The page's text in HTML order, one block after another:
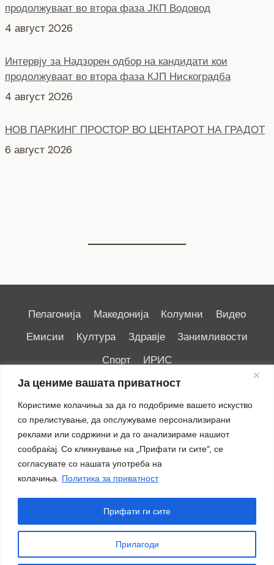
Ја цениме вашата приватност
Користиме колачиња за да го подобриме вашето искуство
со прелистување, да опслужуваме персонализирани
реклами или содржини и да го анализираме нашиот
сообраќај. Со кликнување на „Прифати ги сите“, се
согласувате со нашата употреба на
колачиња. Политика за приватност
Прилагоди
Прифати ги сите
продолжуваат во втора фаза ЈКП Водовод
4 август 2026
Интервју за Надзорен одбор на кандидати кои
продолжуваат во втора фаза КЈП Нискоградба
4 август 2026
НОВ ПАРКИНГ ПРОСТОР ВО ЦЕНТАРОТ НА ГРАДОТ
6 август 2026
Пелагонија Македонија Колумни
Видео
Емисии
Култура Здравје
Занимливости
Спорт
ИРИС
Импресум|Маркетинг